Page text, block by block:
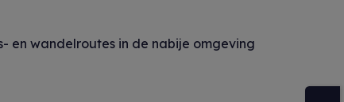
en wandelroutes in de nabije omgeving